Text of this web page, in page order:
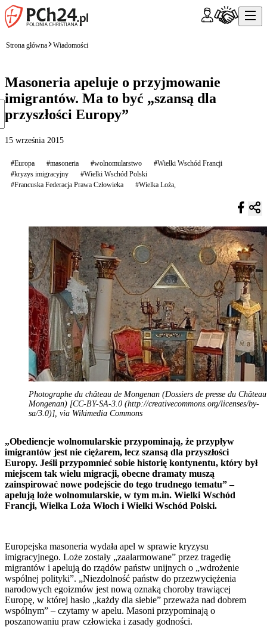
Strona główna Wiadomości
Masoneria apeluje o przyjmowanie
imigrantów. Ma to być „szansą dla
przyszłości Europy”
15 września 2015
#Europa #masoneria #wolnomularstwo
#Wielki Wschód Francji
#kryzys imigracyjny
#Wielki Wschód Polski
#Francuska Federacja Prawa Człowieka
#Wielka Loża,
Photographe du château de Mongenan (Dossiers de presse du
Mongenan) [CC-BY-SA-3.0 (http://creativecommons.org/licenses/by-
sa/3.0)], via Wikimedia Commons
„Obediencje wolnomularskie przypominają, że przypływ
imigrantów jest nie ciężarem, lecz szansą dla przyszłości
Europy. Jeśli przypomnieć sobie historię kontynentu, który był
miejscem tak wielu migracji, obecne dramaty muszą
zainspirować nowe podejście do tego trudnego tematu” –
apelują loże wolnomularskie, w tym m.in. Wielki Wschód
Francji, Wielka Loża Włoch i Wielki Wschód Polski.
Europejska masoneria wydała apel w sprawie kryzysu
imigracyjnego. Loże zostały „zaalarmowane” przez tragedię
migrantów i apelują do rządów państw unijnych o „wdrożenie
wspólnej polityki”. „Niezdolność państw do przezwyciężenia
narodowych egoizmów jest nową oznaką choroby trawiącej
Europę, w której hasło „każdy dla siebie” przeważa nad dobrem
wspólnym” – czytamy w apelu. Masoni przypominają o
poszanowaniu praw człowieka i zasady godności.